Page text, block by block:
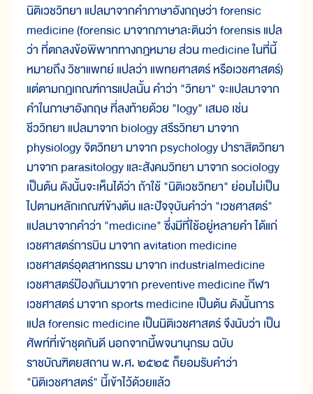
นิติเวชวิทยา แปลมาจากคำภาษาอังกฤษว่า forensic
medicine (forensic มาจากภาษาละตินว่า forensis แปล
ว่า ที่ตกลงข้อพิพาททางกฎหมาย ส่วน medicine ในที่นี้
หมายถึง วิชาแพทย์ แปลว่า แพทยศาสตร์ หรือเวชศาสตร์)
แต่ตามกฎเกณฑ์การแปลนั้น คำว่า "วิทยา" จะแปลมาจาก
คำในภาษาอังกฤษ ที่ลงท้ายด้วย "logy" เสมอ เช่น
ชีววิทยา แปลมาจาก biology สรีรวิทยา มาจาก
physiology จิตวิทยา มาจาก psychology ปาราสิตวิทยา
มาจาก parasitology และสังคมวิทยา มาจาก sociology
เป็นต้น ดังนั้นจะเห็นได้ว่า ถ้าใช้ "นิติเวชวิทยา" ย่อมไม่เป็น
ไปตามหลักเกณฑ์ข้างต้น และปัจจุบันคำว่า "เวชศาสตร์"
แปลมาจากคำว่า "medicine" ซึ่งมีที่ใช้อยู่หลายคำ ได้แก่
เวชศาสตร์การบิน มาจาก avitation medicine
เวชศาสตร์อุตสาหกรรม มาจาก industrialmedicine
เวชศาสตร์ป้องกันมาจาก preventive medicine กีฬา
เวชศาสตร์ มาจาก sports medicine เป็นต้น ดังนั้นการ
แปล forensic medicine เป็นนิติเวชศาสตร์ จึงนับว่า เป็น
ศัพท์ที่เข้าชุดกันดี นอกจากนี้พจนานุกรม ฉบับ
ราชบัณฑิตยสถาน พ.ศ. ๒๕๒๕ ก็ยอมรับคำว่า
"นิติเวชศาสตร์" นี้เข้าไว้ด้วยแล้ว